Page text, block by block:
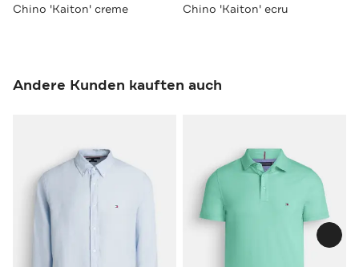
Chino 'Kaiton' creme Chino 'Kaiton' ecru
Andere Kunden kauften auch